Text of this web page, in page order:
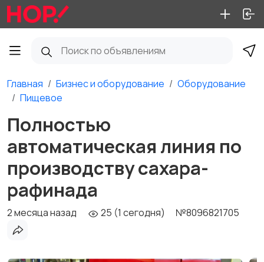
Главная Бизнес и оборудование
Оборудование
Пищевое
Полностью
автоматическая линия по
производству сахара-
рафинада
2 месяца назад 25 (1 сегодня) №8096821705